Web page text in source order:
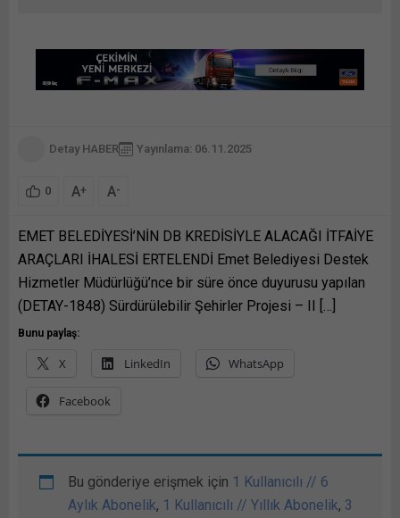
Detay HABER Yayınlama: 06.11.2025
0 A+ A-
EMET BELEDİYESİ’NİN DB KREDİSİYLE ALACAĞI İTFAİYE
ARAÇLARI İHALESİ ERTELENDİ Emet Belediyesi Destek
Hizmetler Müdürlüğü’nce bir süre önce duyurusu yapılan
(DETAY-1848) Sürdürülebilir Şehirler Projesi – II […]
Bunu paylaş:
X LinkedIn WhatsApp
Facebook
Bu gönderiye erişmek için 1 Kullanıcılı // 6
Aylık Abonelik, 1 Kullanıcılı // Yıllık Abonelik, 3